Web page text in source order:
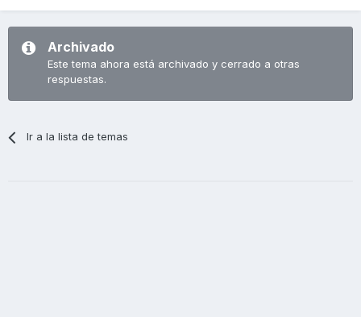
Archivado
Este tema ahora está archivado y cerrado a otras
respuestas.
Ir a la lista de temas